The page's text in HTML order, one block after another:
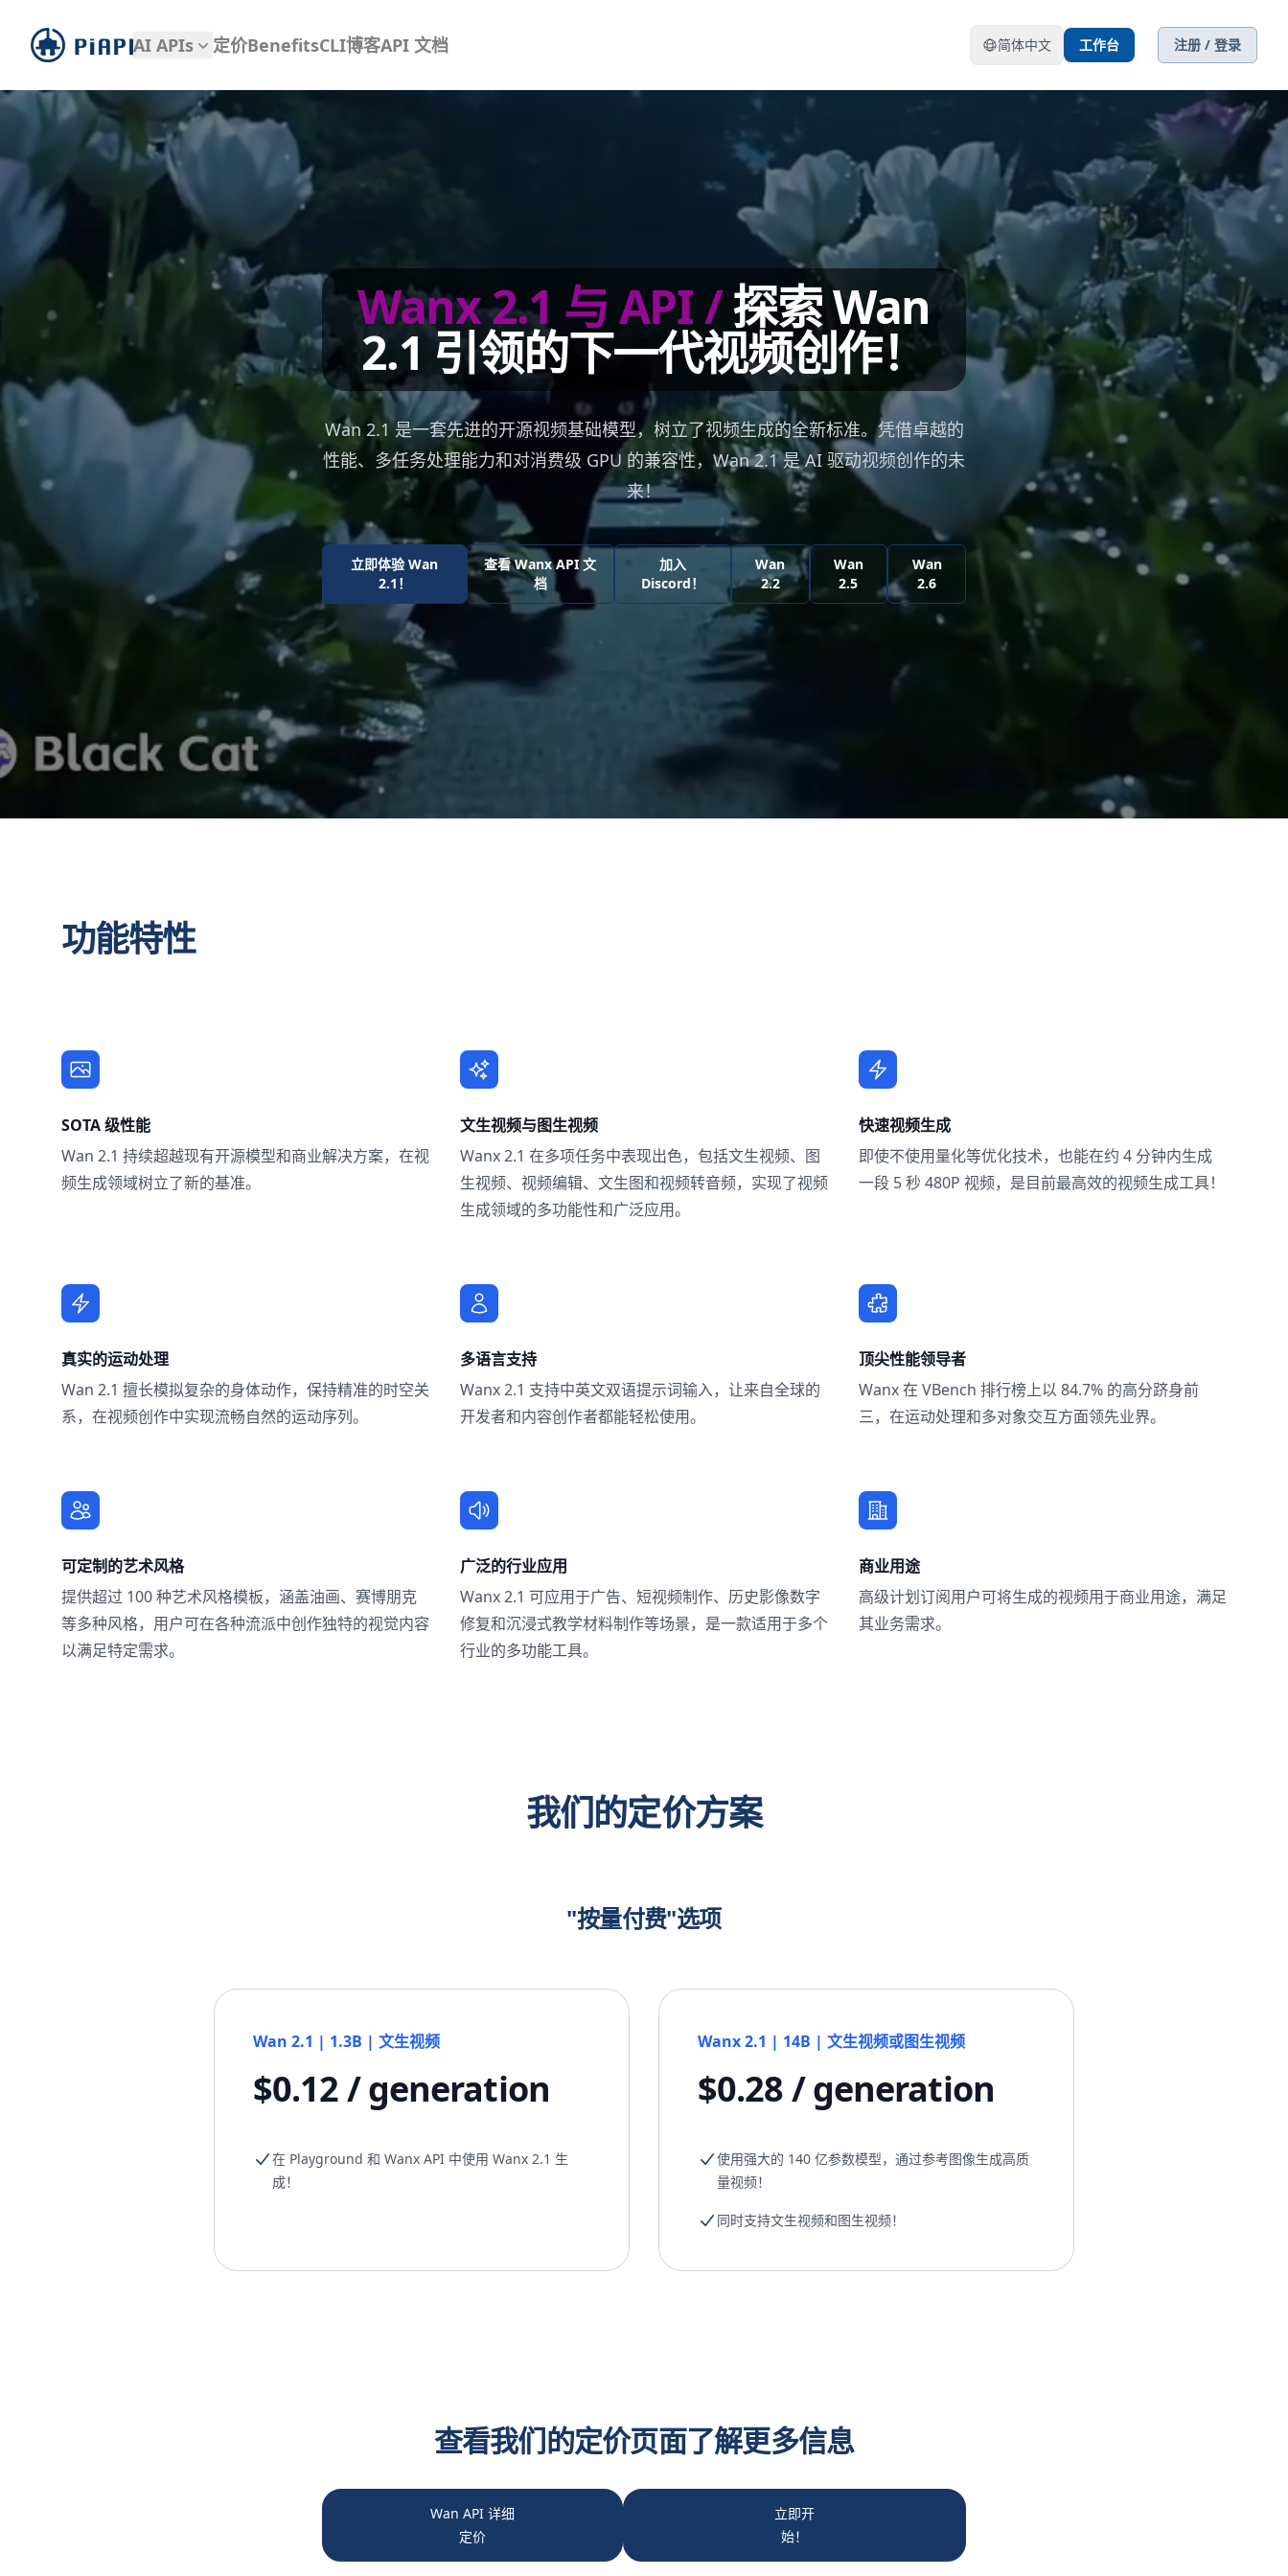
piapi AI APIs 定价BenefitsCLI博客API 文档 简体中文 工作台 注册 / 登录
Wanx 2.1 与 API/探索 Wan
2.1 引领的下一代视频创作！
Wan 2.1 是一套先进的开源视频基础模型，树立了视频生成的全新标准。凭借卓越的
性能、多任务处理能力和对消费级 GPU 的兼容性，Wan 2.1 是 AI 驱动视频创作的未
来！
立即体验 Wan
2.1！
查看 Wanx API 文
档
加入
Discord！
Wan
2.2
Wan
2.5
Wan
2.6
功能特性
SOTA 级性能
Wan 2.1 持续超越现有开源模型和商业解决方案，在视
频生成领域树立了新的基准。
文生视频与图生视频
Wanx 2.1 在多项任务中表现出色，包括文生视频、图
生视频、视频编辑、文生图和视频转音频，实现了视频
生成领域的多功能性和广泛应用。
快速视频生成
即使不使用量化等优化技术，也能在约 4 分钟内生成
一段 5 秒 480P 视频，是目前最高效的视频生成工具！
真实的运动处理
Wan 2.1 擅长模拟复杂的身体动作，保持精准的时空关
系，在视频创作中实现流畅自然的运动序列。
多语言支持
Wanx 2.1 支持中英文双语提示词输入，让来自全球的
开发者和内容创作者都能轻松使用。
顶尖性能领导者
Wanx 在 VBench 排行榜上以 84.7% 的高分跻身前
三，在运动处理和多对象交互方面领先业界。
可定制的艺术风格
提供超过 100 种艺术风格模板，涵盖油画、赛博朋克
等多种风格，用户可在各种流派中创作独特的视觉内容
以满足特定需求。
广泛的行业应用
Wanx 2.1 可应用于广告、短视频制作、历史影像数字
修复和沉浸式教学材料制作等场景，是一款适用于多个
行业的多功能工具。
商业用途
高级计划订阅用户可将生成的视频用于商业用途，满足
其业务需求。
我们的定价方案
"按量付费"选项
Wan 2.1 | 1.3B | 文生视频
$0.12 / generation
在 Playground 和 Wanx API 中使用 Wanx 2.1 生
成！
Wanx 2.1 | 14B | 文生视频或图生视频
$0.28 / generation
使用强大的 140 亿参数模型，通过参考图像生成高质
量视频！
同时支持文生视频和图生视频！
查看我们的定价页面了解更多信息
Wan API 详细
定价
立即开
始！